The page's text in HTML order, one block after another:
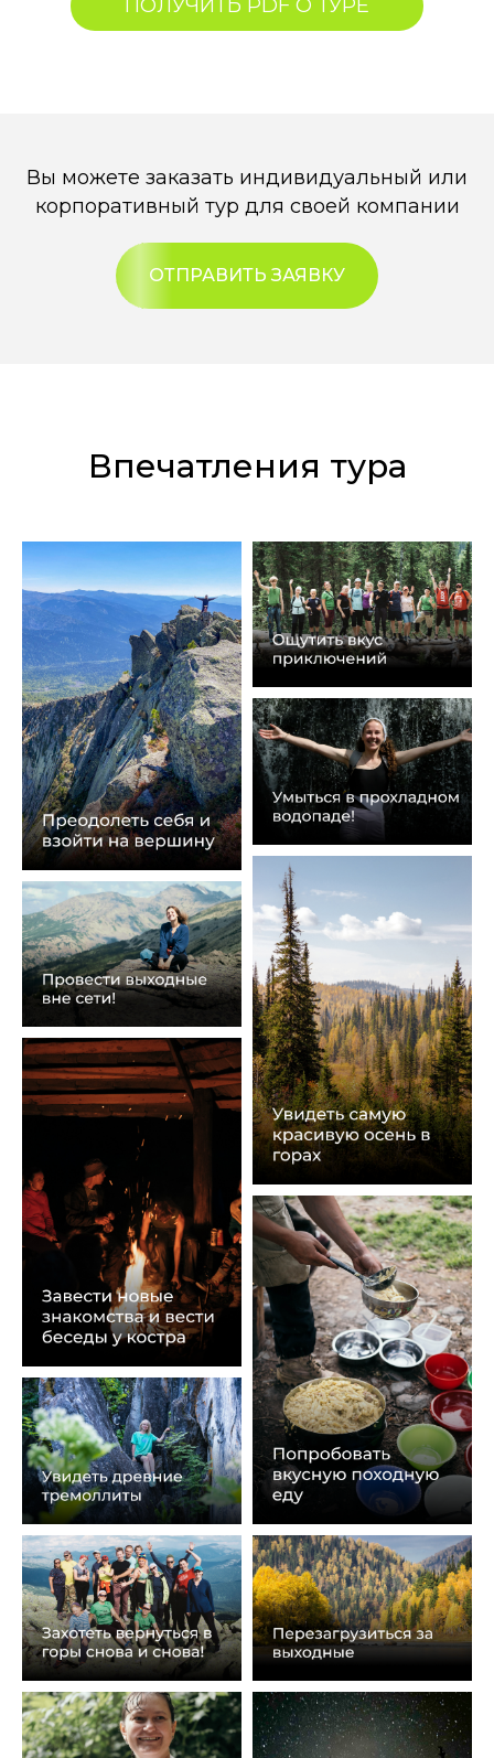
ПОЛУЧИТЬ PDF О ТУРЕ
Вы можете заказать индивидуальный или
корпоративный тур для своей компании
ОТПРАВИТЬ ЗАЯВКУ
Впечатления тура